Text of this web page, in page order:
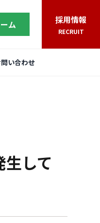
ム 採用情報
RECRUIT
い合わせ
して